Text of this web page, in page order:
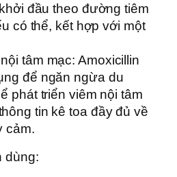
đầu theo đường tiêm
có thể, kết hợp với một
tâm mạc: Amoxicillin
để ngăn ngừa du
phát triển viêm nội tâm
tin kê toa đầy đủ về
cảm.
dùng: